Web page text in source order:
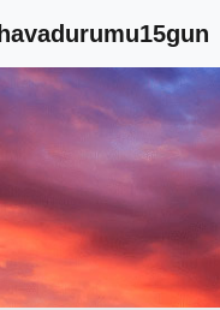
havadurumu15gun